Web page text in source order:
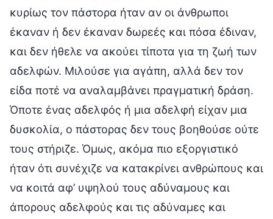
κυρίως τον πάστορα ήταν αν οι άνθρωποι
έκαναν ή δεν έκαναν δωρεές και πόσα έδιναν,
και δεν ήθελε να ακούει τίποτα για τη ζωή των
αδελφών. Μιλούσε για αγάπη, αλλά δεν τον
είδα ποτέ να αναλαμβάνει πραγματική δράση.
Όποτε ένας αδελφός ή μια αδελφή είχαν μια
δυσκολία, ο πάστορας δεν τους βοηθούσε ούτε
τους στήριζε. Όμως, ακόμα πιο εξοργιστικό
ήταν ότι συνέχιζε να κατακρίνει ανθρώπους και
να κοιτά αφ’ υψηλού τους αδύναμους και
άπορους αδελφούς και τις αδύναμες και